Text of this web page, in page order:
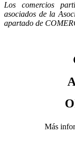
Los comercios
asociados de la
apartado de
Más